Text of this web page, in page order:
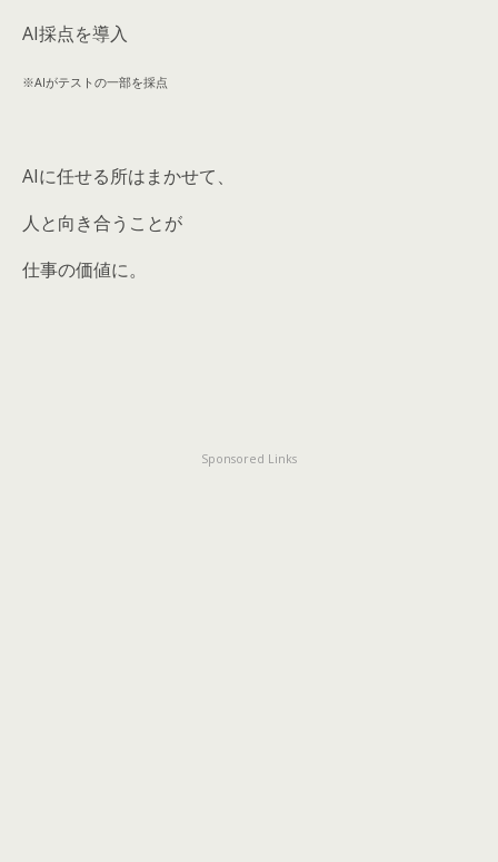
AI採点を導入
※AIがテストの一部を採点
AIに任せる所はまかせて、
人と向き合うことが
仕事の価値に。
Sponsored Links